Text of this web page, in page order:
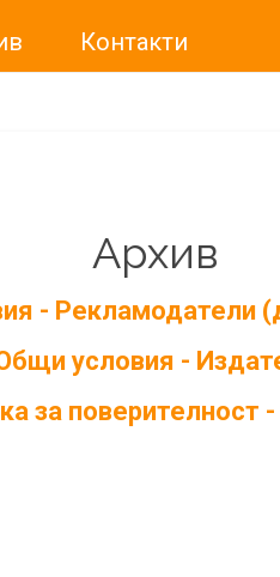
Контакти
Архив
- Рекламодатели
условия -
за поверителност